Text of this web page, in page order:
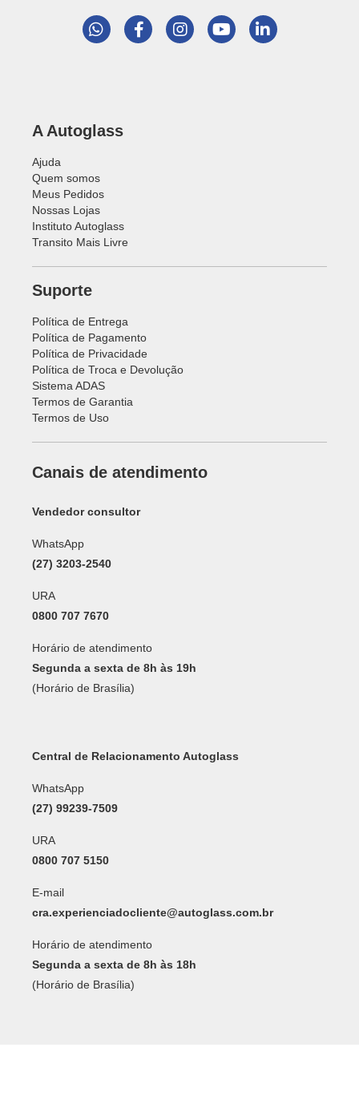
A Autoglass
Ajuda
Quem somos
Meus Pedidos
Nossas Lojas
Instituto Autoglass
Transito Mais Livre
Suporte
Política de Entrega
Política de Pagamento
Política de Privacidade
Política de Troca e Devolução
Sistema ADAS
Termos de Garantia
Termos de Uso
Canais de atendimento
Vendedor consultor
WhatsApp
(27) 3203-2540
URA
0800 707 7670
Horário de atendimento
Segunda a sexta de 8h às 19h
(Horário de Brasília)
Central de Relacionamento Autoglass
WhatsApp
(27) 99239-7509
URA
0800 707 5150
E-mail
cra.experienciadocliente@autoglass.com.br
Horário de atendimento
Segunda a sexta de 8h às 18h
(Horário de Brasília)